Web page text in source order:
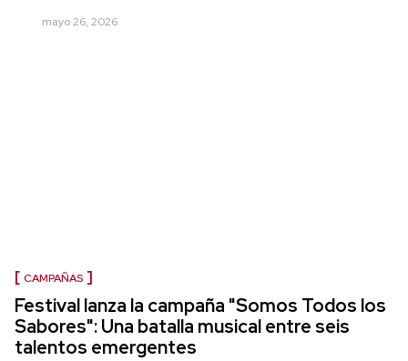
mayo 26, 2026
CAMPAÑAS
Festival lanza la campaña "Somos Todos los
Sabores": Una batalla musical entre seis
talentos emergentes